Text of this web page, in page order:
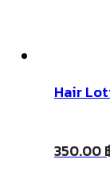
Hair
350.00